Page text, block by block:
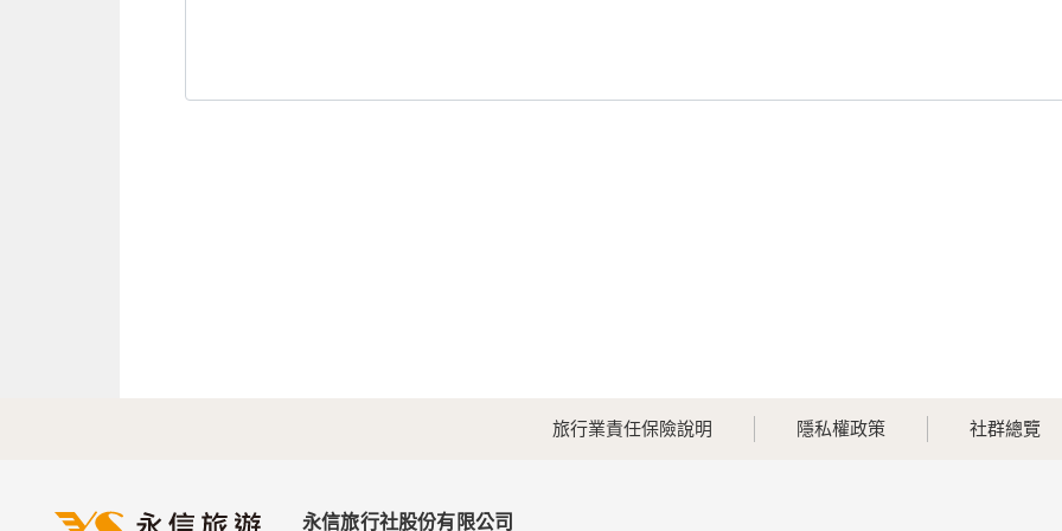
旅行業責任保險說明 隱私權政策 社群總覽
永信旅行社股份有限公司